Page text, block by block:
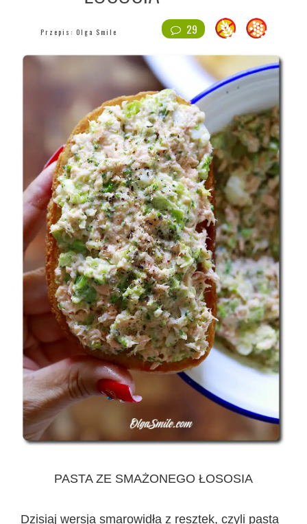
29
Przepis:Olga Smile
PASTA ZE SMAŻONEGO ŁOSOSIA
Dzisiaj wersja smarowidła z resztek, czyli pasta